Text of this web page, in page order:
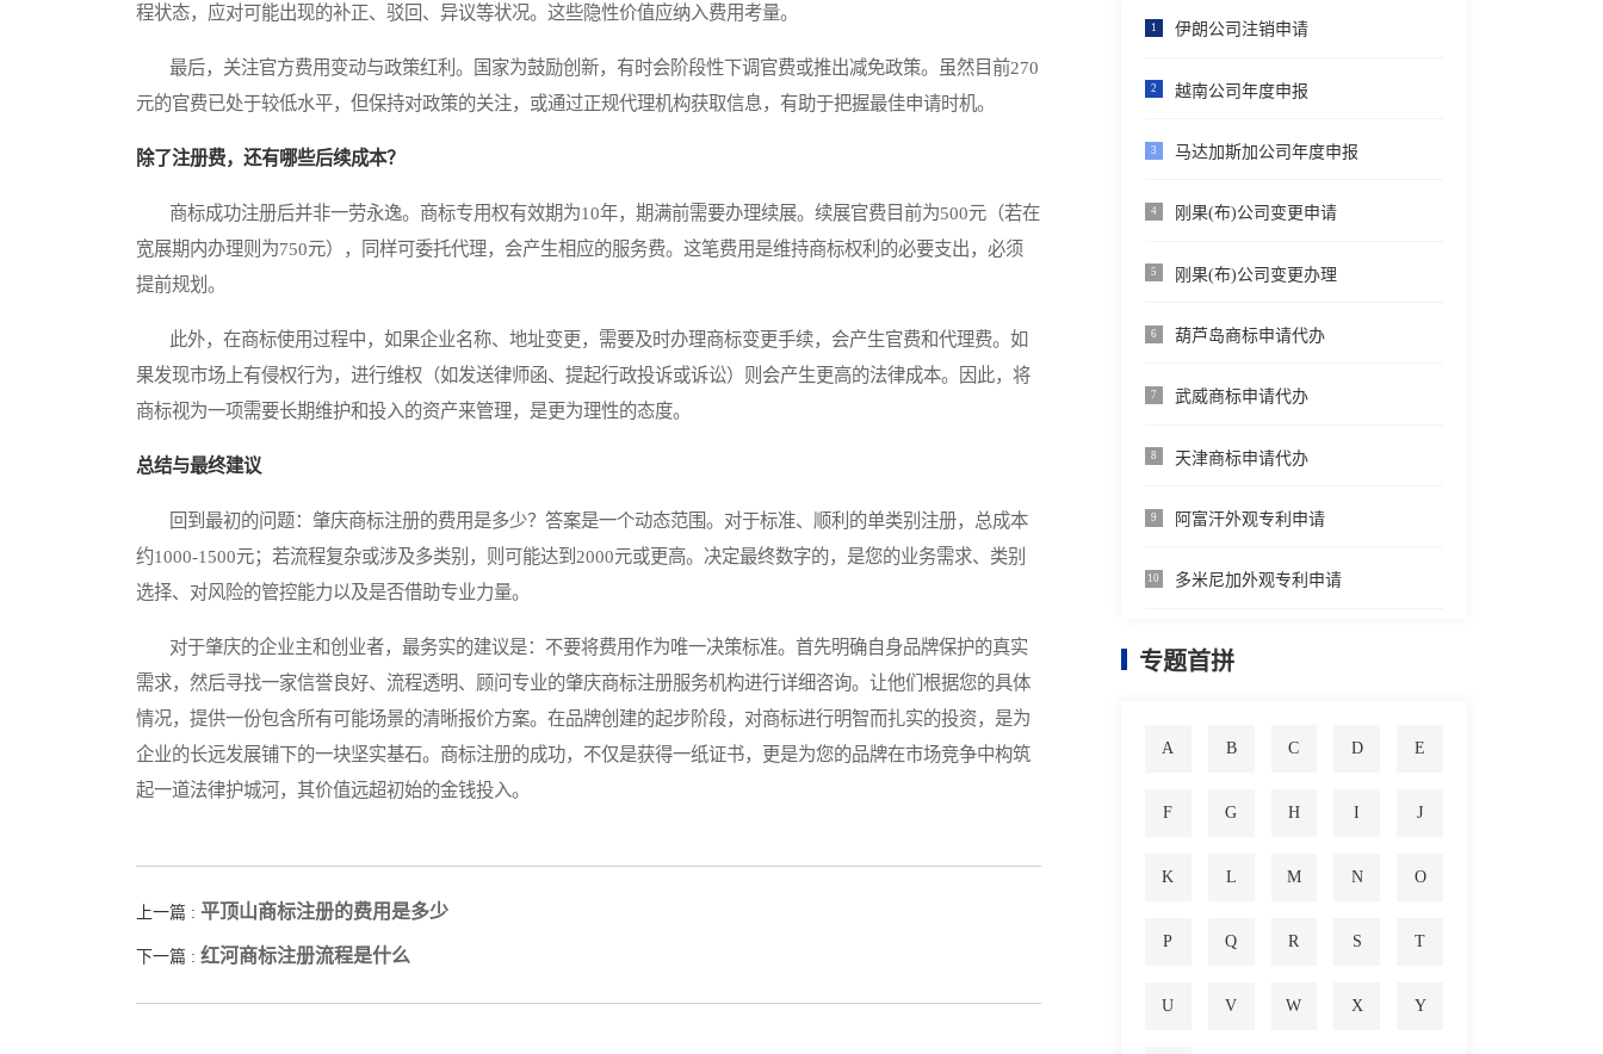
程状态，应对可能出现的补正、驳回、异议等状况。这些隐性价值应纳入费用考量。
最后，关注官方费用变动与政策红利。国家为鼓励创新，有时会阶段性下调官费或推出减免政策。虽然目前270
元的官费已处于较低水平，但保持对政策的关注，或通过正规代理机构获取信息，有助于把握最佳申请时机。
除了注册费，还有哪些后续成本？
商标成功注册后并非一劳永逸。商标专用权有效期为10年，期满前需要办理续展。续展官费目前为500元（若在
宽展期内办理则为750元），同样可委托代理，会产生相应的服务费。这笔费用是维持商标权利的必要支出，必须
提前规划。
此外，在商标使用过程中，如果企业名称、地址变更，需要及时办理商标变更手续，会产生官费和代理费。如
果发现市场上有侵权行为，进行维权（如发送律师函、提起行政投诉或诉讼）则会产生更高的法律成本。因此，将
商标视为一项需要长期维护和投入的资产来管理，是更为理性的态度。
总结与最终建议
回到最初的问题：肇庆商标注册的费用是多少？答案是一个动态范围。对于标准、顺利的单类别注册，总成本
约1000-1500元；若流程复杂或涉及多类别，则可能达到2000元或更高。决定最终数字的，是您的业务需求、类别
选择、对风险的管控能力以及是否借助专业力量。
对于肇庆的企业主和创业者，最务实的建议是：不要将费用作为唯一决策标准。首先明确自身品牌保护的真实
需求，然后寻找一家信誉良好、流程透明、顾问专业的肇庆商标注册服务机构进行详细咨询。让他们根据您的具体
情况，提供一份包含所有可能场景的清晰报价方案。在品牌创建的起步阶段，对商标进行明智而扎实的投资，是为
企业的长远发展铺下的一块坚实基石。商标注册的成功，不仅是获得一纸证书，更是为您的品牌在市场竞争中构筑
起一道法律护城河，其价值远超初始的金钱投入。
上一篇 : 平顶山商标注册的费用是多少
下一篇 : 红河商标注册流程是什么
1 伊朗公司注销申请
2 越南公司年度申报
3 马达加斯加公司年度申报
4 刚果(布)公司变更申请
5 刚果(布)公司变更办理
6 葫芦岛商标申请代办
7 武威商标申请代办
8 天津商标申请代办
9 阿富汗外观专利申请
10 多米尼加外观专利申请
专题首拼
A B C D E
F G H I J
K L M N O
P Q R S T
U V W X Y